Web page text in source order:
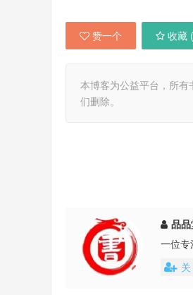
赞一个 收藏 (
本博客为公益平台，所
们删除。
品
一位专